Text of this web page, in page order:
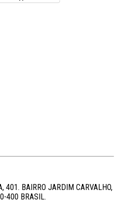
401. BAIRRO JARDIM CARVALHO,
400 BRASIL.